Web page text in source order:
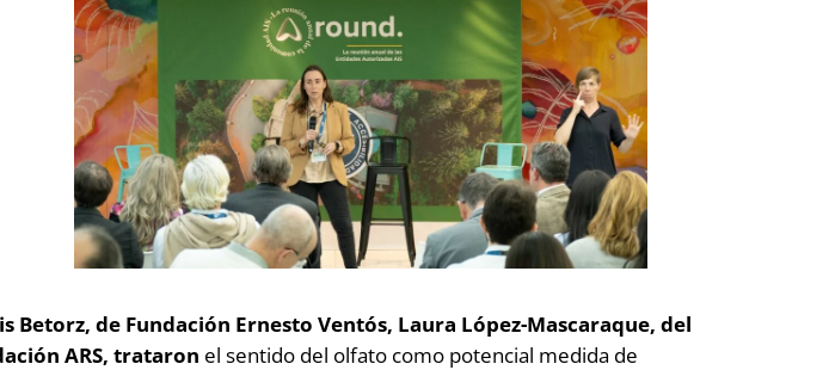
Betorz, de Fundación Ernesto Ventós, Laura López-Mascaraque, del
ARS, trataron el sentido del olfato como potencial medida de